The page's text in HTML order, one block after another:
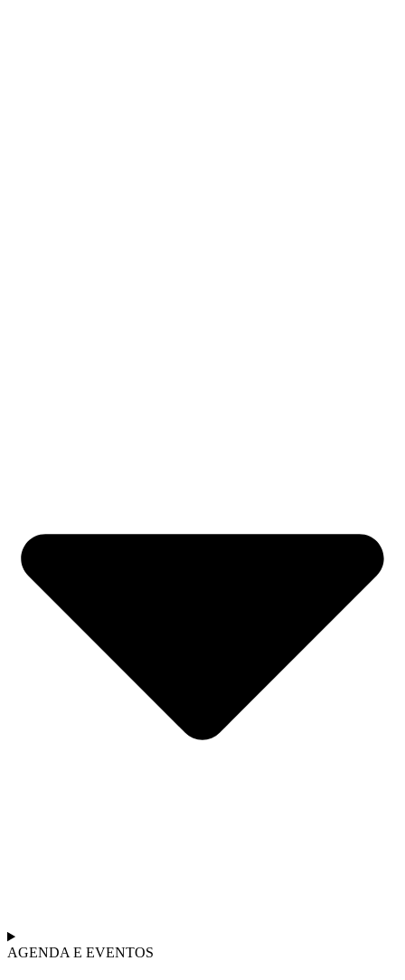
AGENDA E EVENTOS